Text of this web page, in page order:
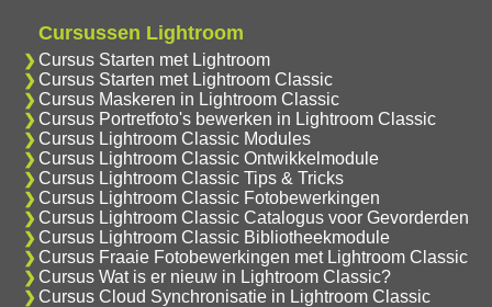
Cursussen Lightroom
Cursus Starten met Lightroom
Cursus Starten met Lightroom Classic
Cursus Maskeren in Lightroom Classic
Cursus Portretfoto's bewerken in Lightroom Classic
Cursus Lightroom Classic Modules
Cursus Lightroom Classic Ontwikkelmodule
Cursus Lightroom Classic Tips & Tricks
Cursus Lightroom Classic Fotobewerkingen
Cursus Lightroom Classic Catalogus voor Gevorderden
Cursus Lightroom Classic Bibliotheekmodule
Cursus Fraaie Fotobewerkingen met Lightroom Classic
Cursus Wat is er nieuw in Lightroom Classic?
Cursus Cloud Synchronisatie in Lightroom Classic